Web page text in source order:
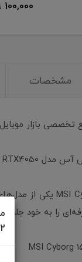
100,000
مشخصات
را به خود